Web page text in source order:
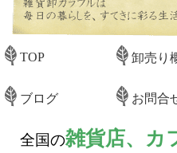
TOP 卸売り
ブログ お問合
全国の雑貨店、カ